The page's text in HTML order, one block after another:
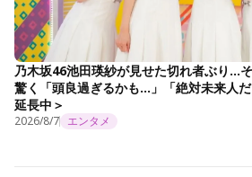
乃木坂46池田瑛紗が見せた切れ者ぶり…
驚く「頭良過ぎるかも…」「絶対未来人
延長中＞
2026/8/7 エンタメ